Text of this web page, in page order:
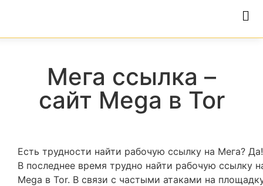
Мега ссылка –
сайт Mega в Tor
Есть трудности найти рабочую ссылку на Мега? Да!
В последнее время трудно найти рабочую ссылку
Mega в Tor. В связи с частыми атаками на